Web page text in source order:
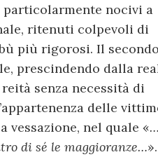
nocivi a
ritenuti colpevoli di
più rigorosi. Il secondo
prescindendo dalla
senza necessità di
delle
vessazione, nel quale «
di sé le maggioranze…».